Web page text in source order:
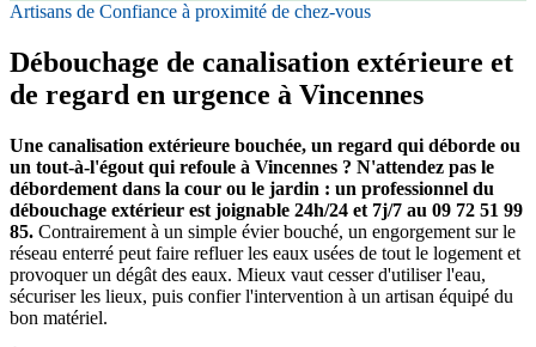
Artisans de Confiance à proximité de chez-vous
Débouchage de canalisation extérieure et
de regard en urgence à Vincennes
Une canalisation extérieure bouchée, un regard qui déborde ou
un tout-à-l'égout qui refoule à Vincennes ? N'attendez pas le
débordement dans la cour ou le jardin : un professionnel du
débouchage extérieur est joignable 24h/24 et 7j/7 au 09 72 51 99
85. Contrairement à un simple évier bouché, un engorgement sur le
réseau enterré peut faire refluer les eaux usées de tout le logement et
provoquer un dégât des eaux. Mieux vaut cesser d'utiliser l'eau,
sécuriser les lieux, puis confier l'intervention à un artisan équipé du
bon matériel.